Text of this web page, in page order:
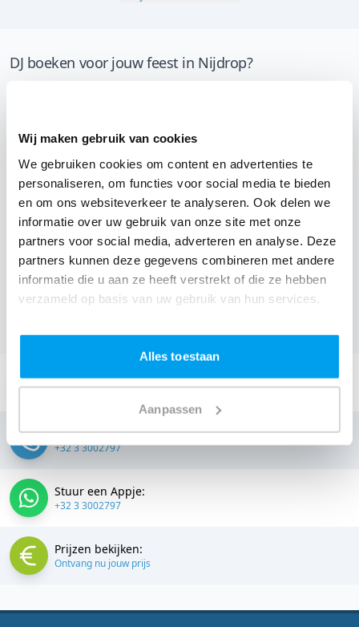
Wij maken gebruik van cookies
We gebruiken cookies om content en advertenties te
personaliseren, om functies voor social media te bieden
en om ons websiteverkeer te analyseren. Ook delen we
informatie over uw gebruik van onze site met onze
partners voor social media, adverteren en analyse. Deze
partners kunnen deze gegevens combineren met andere
informatie die u aan ze heeft verstrekt of die ze hebben
verzameld op basis van uw gebruik van hun services.
Alles toestaan
Aanpassen
DJ boeken voor jouw feest in Nijdrop?
reserve DJ. Wij zorgen dat het goed komt. Maar voordat
je een DJ voor jouw feest gaat boeken, wil je natuurlijk
weten wat het kost.
EenDJ boeken uit Vlaams-Brabantwas nog nooit zo
makkelijk. Daarom kun je bij ons online de prijs
berekenen voor jouw feest. Ook kun je nu boeken of
een vrijblijvende offerte aanvragen.Boek de beste DJ uit
Opwijken omgeving, en check dus nu onze prijzen voor
Stuur een email:
info@thedjcompany.be
Bellen:
+32 3 3002797
Stuur een Appje:
+32 3 3002797
Prijzen bekijken:
Ontvang nu jouw prijs